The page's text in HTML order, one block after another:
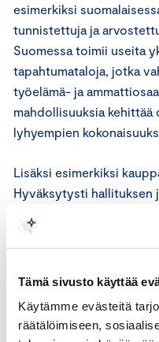
Tämä sivusto käyttää
Käytämme evästeitä
räätälöimiseen,
esimerkiksi
tunnistettuja ja
Suomessa toimii useita
tapahtumataloja, jotka
työelämä- ja
mahdollisuuksia
lyhyempien
Lisäksi esimerkiksi
Hyväksytysti hallituksen
LVV- ja AKA-kokeet
osaamisen
joista on muodostunut
jatkuvaa oppimista ja
kiinteistönvälitysalasta
oppimisen digitaalisen